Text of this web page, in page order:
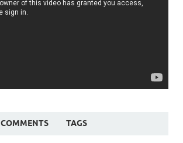
COMMENTS TAGS